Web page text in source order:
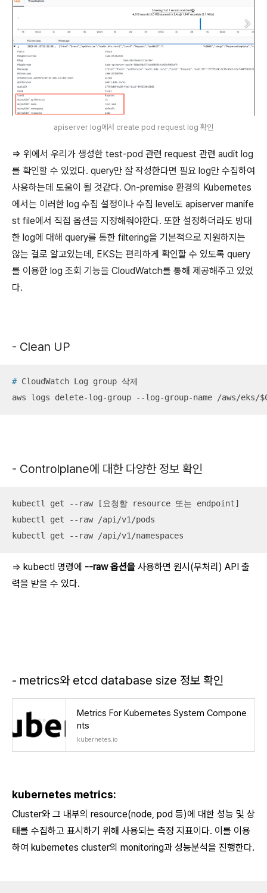
apiserver log에서 create pod request log 확인
=> 위에서 우리가 생성한 test-pod 관련 request 관련 audit log
를 확인할 수 있었다. query만 잘 작성한다면 필요 log만 수집하여
사용하는데 도움이 될 것같다. On-premise 환경의 Kubernetes
에서는 이러한 log 수집 설정이나 수집 level도 apiserver manife
st file에서 직접 옵션을 지정해줘야한다. 또한 설정하더라도 방대
한 log에 대해 query를 통한 filtering을 기본적으로 지원하지는
않는 걸로 알고있는데, EKS는 편리하게 확인할 수 있도록 query
를 이용한 log 조회 기능을 CloudWatch를 통해 제공해주고 있었
다.
- Clean UP
# CloudWatch Log group 삭제
aws logs delete-log-group --log-group-name /aws/eks/
- Controlplane에 대한 다양한 정보 확인
kubectl get --raw [요청할 resource 또는 endpoint]
kubectl get --raw /api/v1/pods
kubectl get --raw /api/v1/namespaces
=> kubectl 명령에 --raw 옵션을 사용하면 원시(무처리) API 출
력을 받을 수 있다.
- metrics와 etcd database size 정보 확인
Metrics For Kubernetes System Compone
nts
kubernetes.io
kubernetes metrics:
Cluster와 그 내부의 resource(node, pod 등)에 대한 성능 및 상
태를 수집하고 표시하기 위해 사용되는 측정 지표이다. 이를 이용
하여 kubernetes cluster의 monitoring과 성능분석을 진행한다.